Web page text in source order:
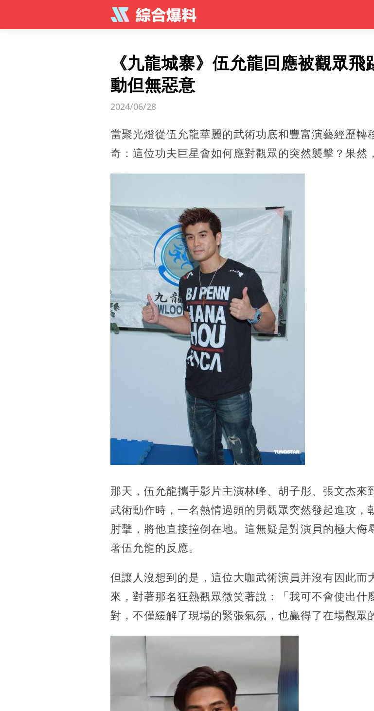
《九龍城寨》伍允龍回應被觀眾
動但無惡意
2024/06/28
當聚光燈從伍允龍華麗的武術功底和豐富演藝經歷轉
奇：這位功夫巨星會如何應對觀眾的突然襲擊？果然
那天，伍允龍攜手影片主演林峰、胡子彤、張文杰來
武術動作時，一名熱情過頭的男觀眾突然發起進攻，
肘擊，將他直接撞倒在地。這無疑是對演員的極大侮
著伍允龍的反應。
但讓人沒想到的是，這位大咖武術演員并沒有因此而
來，對著那名狂熱觀眾微笑著說：「我可不會使出什
對，不僅緩解了現場的緊張氣氛，也贏得了在場觀眾